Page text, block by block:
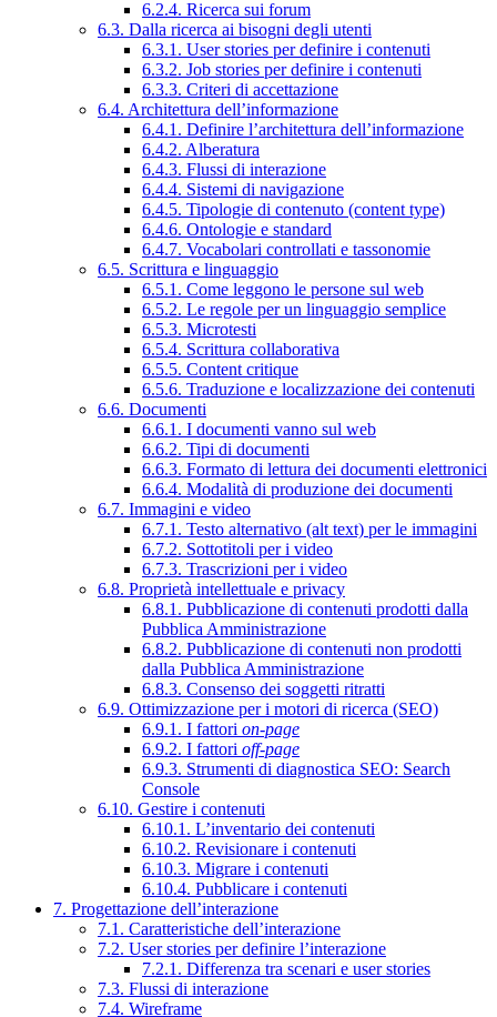
6.2.4. Ricerca sui forum
6.3. Dalla ricerca ai bisogni degli utenti
6.3.1. User stories per definire i contenuti
6.3.2. Job stories per definire i contenuti
6.3.3. Criteri di accettazione
6.4. Architettura dell’informazione
6.4.1. Definire l’architettura dell’informazione
6.4.2. Alberatura
6.4.3. Flussi di interazione
6.4.4. Sistemi di navigazione
6.4.5. Tipologie di contenuto (content type)
6.4.6. Ontologie e standard
6.4.7. Vocabolari controllati e tassonomie
6.5. Scrittura e linguaggio
6.5.1. Come leggono le persone sul web
6.5.2. Le regole per un linguaggio semplice
6.5.3. Microtesti
6.5.4. Scrittura collaborativa
6.5.5. Content critique
6.5.6. Traduzione e localizzazione dei contenuti
6.6. Documenti
6.6.1. I documenti vanno sul web
6.6.2. Tipi di documenti
6.6.3. Formato di lettura dei documenti elettronici
6.6.4. Modalità di produzione dei documenti
6.7. Immagini e video
6.7.1. Testo alternativo (alt text) per le immagini
6.7.2. Sottotitoli per i video
6.7.3. Trascrizioni per i video
6.8. Proprietà intellettuale e privacy
6.8.1. Pubblicazione di contenuti prodotti dalla
Pubblica Amministrazione
6.8.2. Pubblicazione di contenuti non prodotti
dalla Pubblica Amministrazione
6.8.3. Consenso dei soggetti ritratti
6.9. Ottimizzazione per i motori di ricerca (SEO)
6.9.1. I fattori on-page
6.9.2. I fattori off-page
6.9.3. Strumenti di diagnostica SEO: Search
Console
6.10. Gestire i contenuti
6.10.1. L’inventario dei contenuti
6.10.2. Revisionare i contenuti
6.10.3. Migrare i contenuti
6.10.4. Pubblicare i contenuti
7. Progettazione dell’interazione
7.1. Caratteristiche dell’interazione
7.2. User stories per definire l’interazione
7.2.1. Differenza tra scenari e user stories
7.3. Flussi di interazione
7.4. Wireframe